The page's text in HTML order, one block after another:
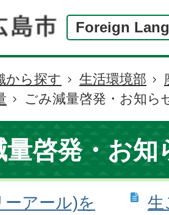
Foreign
から探す 生活環境部
ごみ減量啓発・お知ら
量啓発・お知
ーアール)を
生